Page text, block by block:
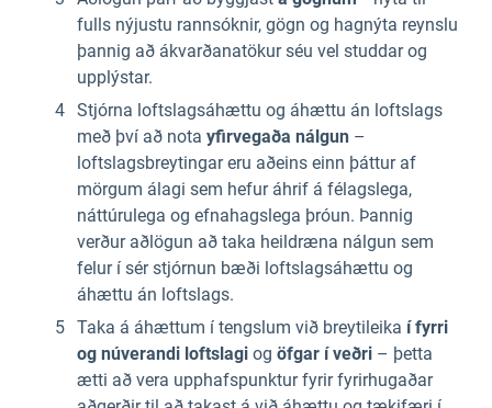
fulls nýjustu rannsóknir, gögn og hagnýta reynslu
þannig að ákvarðanatökur séu vel studdar og
upplýstar.
Stjórna loftslagsáhættu og áhættu án loftslags
með því að nota yfirvegaða nálgun –
loftslagsbreytingar eru aðeins einn þáttur af
mörgum álagi sem hefur áhrif á félagslega,
náttúrulega og efnahagslega þróun. Þannig
verður aðlögun að taka heildræna nálgun sem
felur í sér stjórnun bæði loftslagsáhættu og
áhættu án loftslags.
Taka á áhættum í tengslum við breytileika í fyrri
og núverandi loftslagi og öfgar í veðri – þetta
ætti að vera upphafspunktur fyrir fyrirhugaðar